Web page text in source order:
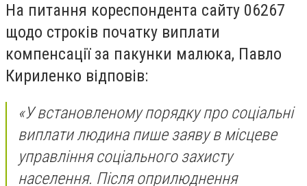
На питання кореспондента сайту 06267
щодо строків початку виплати
компенсації за пакунки малюка, Павло
Кириленко відповів:
«У встановленому порядку про соціальні
виплати людина пише заяву в місцеве
управління соціального захисту
населення. Після оприлюднення